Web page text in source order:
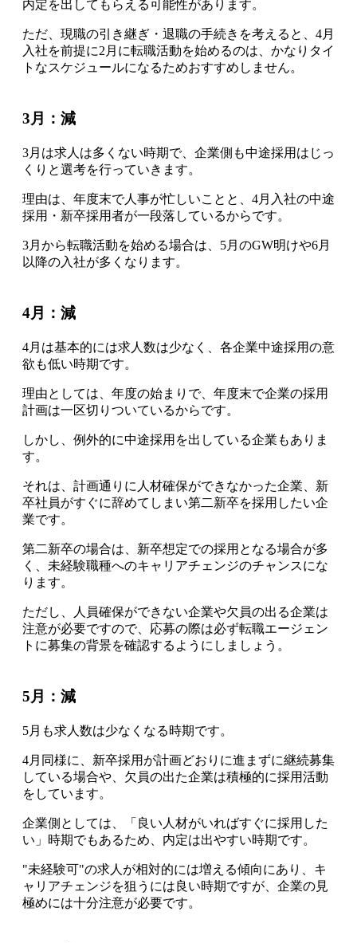
内定を出してもらえる可能性があります。
ただ、現職の引き継ぎ・退職の手続きを考えると、4月
入社を前提に2月に転職活動を始めるのは、かなりタイ
トなスケジュールになるためおすすめしません。
3月：減
3月は求人は多くない時期で、企業側も中途採用はじっ
くりと選考を行っていきます。
理由は、年度末で人事が忙しいことと、4月入社の中途
採用・新卒採用者が一段落しているからです。
3月から転職活動を始める場合は、5月のGW明けや6月
以降の入社が多くなります。
4月：減
4月は基本的には求人数は少なく、各企業中途採用の意
欲も低い時期です。
理由としては、年度の始まりで、年度末で企業の採用
計画は一区切りついているからです。
しかし、例外的に中途採用を出している企業もありま
す。
それは、計画通りに人材確保ができなかった企業、新
卒社員がすぐに辞めてしまい第二新卒を採用したい企
業です。
第二新卒の場合は、新卒想定での採用となる場合が多
く、未経験職種へのキャリアチェンジのチャンスにな
ります。
ただし、
人員確保ができない企業や欠員の出る企業は
注意が必要ですので、応募の際は必ず転職エージェン
トに募集の背景を確認するようにしましょう 。
5月：減
5月も求人数は少なくなる時期です。
4月同様に、新卒採用が計画どおりに進まずに継続募集
している場合や、欠員の出た企業は積極的に採用活動
をしています。
企業側としては、「良い人材がいればすぐに採用した
い」時期でもあるため、 内定は出やすい時期です。
"未経験可"の求人が相対的には増える傾向にあり、 キ
ャリアチェンジを狙うには良い時期ですが、企業の見
極めには十分注意が必要です。